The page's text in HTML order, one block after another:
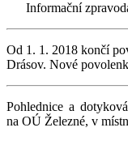
Informační
Od 1. 1. 2018 končí
Drásov. Nové
Pohlednice a
na OÚ Železné, v